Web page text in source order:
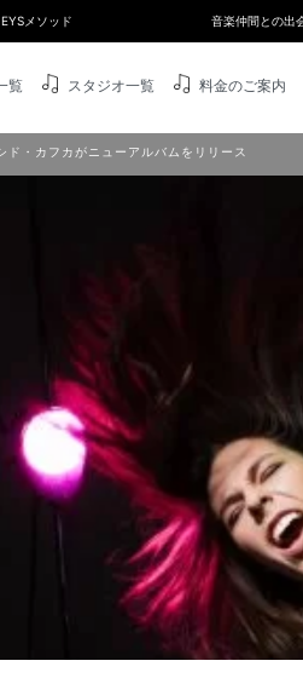
EYSメソッド 音楽仲間との出
覧 スタジオ一覧 料金のご案内
ド・カフカがニューアルバムをリリース